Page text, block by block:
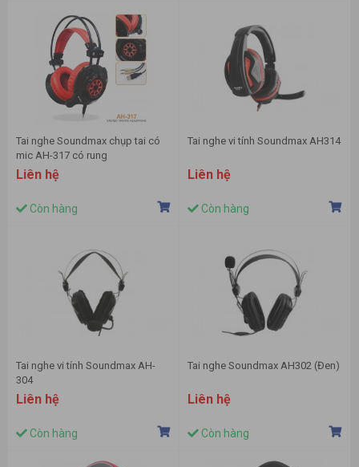
Tai nghe Soundmax chụp tai có
mic AH-317 có rung
Liên hệ
Còn hàng
Tai nghe vi tính Soundmax AH314
Liên hệ
Còn hàng
Tai nghe vi tính Soundmax AH-
304
Liên hệ
Còn hàng
Tai nghe Soundmax AH302 (Đen)
Liên hệ
Còn hàng